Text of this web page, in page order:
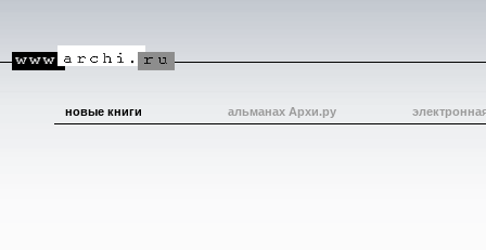
новые книги альманах Архи.ру